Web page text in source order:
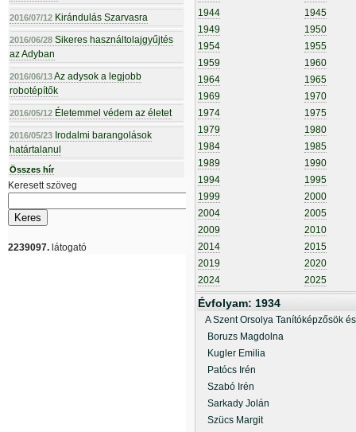
2016/07/12 Kirándulás Szarvasra
2016/06/28 Sikeres használtolajgyűjtés
az Adyban
2016/06/13Az adysok a legjobb
robotépítők
2016/05/12 Életemmel védem az életet
2016/05/23 Irodalmi barangolások
határtalanul
Összes hír
Keresett szöveg
2239097. látogató
1944
1945
1949
1950
1954
1955
1959
1960
1964
1965
1969
1970
1974
1975
1979
1980
1984
1985
1989
1990
1994
1995
1999
2000
2004
2005
2009
2010
2014
2015
2019
2020
2024
2025
Évfolyam: 1934
A Szent Orsolya Tanítóképzősök
Boruzs Magdolna
Kugler Emilia
Patócs Irén
Szabó Irén
Sarkady Jolán
Szücs Margit